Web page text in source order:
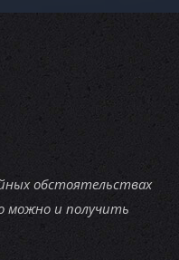
обстоятельствах
можно и получить